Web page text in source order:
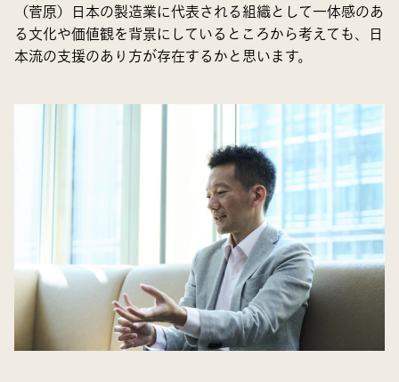
（菅原）日本の製造業に代表される組織として一体感のあ
る文化や価値観を背景にしているところから考えても、日
本流の支援のあり方が存在するかと思います。